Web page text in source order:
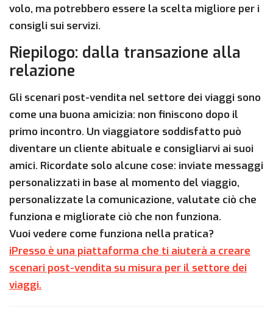
volo, ma potrebbero essere la scelta migliore per i
consigli sui servizi.
Riepilogo: dalla transazione alla
relazione
Gli scenari post-vendita nel settore dei viaggi sono
come una buona amicizia: non finiscono dopo il
primo incontro. Un viaggiatore soddisfatto può
diventare un cliente abituale e consigliarvi ai suoi
amici. Ricordate solo alcune cose: inviate messaggi
personalizzati in base al momento del viaggio,
personalizzate la comunicazione, valutate ciò che
funziona e migliorate ciò che non funziona.
Vuoi vedere come funziona nella pratica?
iPresso è una piattaforma che ti aiuterà a creare
scenari post-vendita su misura per il settore dei
viaggi.